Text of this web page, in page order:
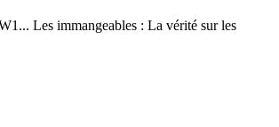
Les immangeables : La vérité sur les